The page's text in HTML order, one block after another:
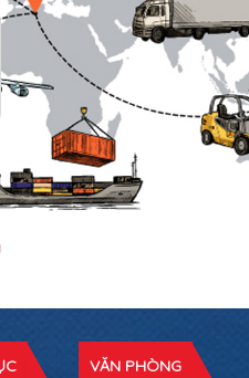
VĂN PHÒNG